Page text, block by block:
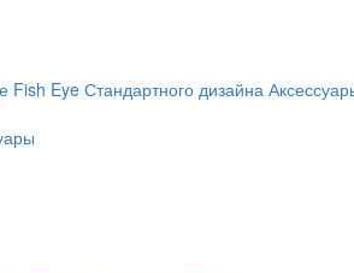
Fish Eye Стандартного дизайна